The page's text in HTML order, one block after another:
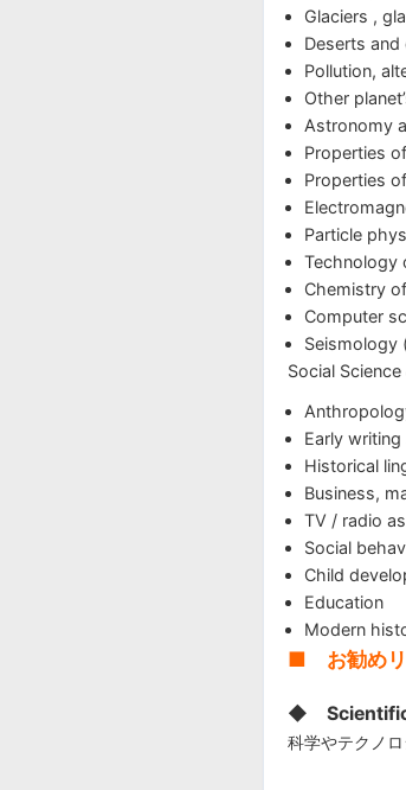
Glaciers ,
Deserts
Pollution,
Other
Astronomy
Properties
Properties
Particle
Technology
Chemistry
Computer
Seismology
Social Science
Early
Historical
Business,
TV / radio
Social
Child
Education
Modern
■ お勧めリ
◆ Scientific
科学やテクノ